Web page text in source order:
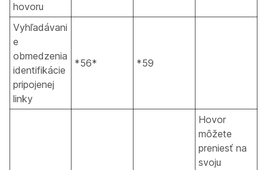
hovoru
Vyhľadávani
e
obmedzenia
identifikácie
pripojenej
linky
*56* *59
Hovor
môžete
preniesť na
svoju